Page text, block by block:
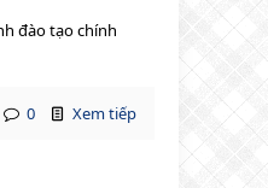
đào tạo chính
0 Xem tiếp